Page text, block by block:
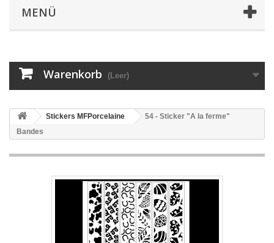
MENÜ
Warenkorb (Leer)
Stickers MFPorcelaine
54 - Sticker "A la ferme"
Bandes